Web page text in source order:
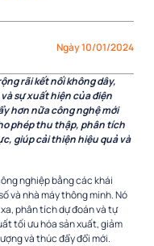
Ngày 10/01/2024
rãi kết nối không dây,
sự xuất hiện của điện
hơn nữa công nghệ mới
phép thu thập, phân tích
giúp cải thiện hiệu quả và
nghiệp bằng các khái
và nhà máy thông minh. Nó
phân tích dự đoán và tự
tối ưu hóa sản xuất, giảm
và thúc đẩy đổi mới.